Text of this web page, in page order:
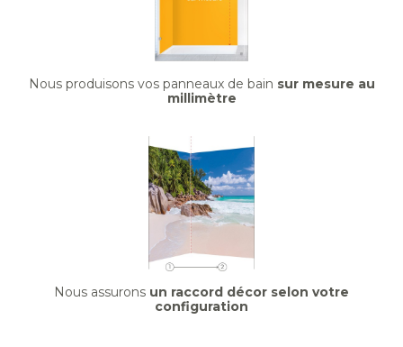
Nous produisons vos panneaux de bain sur mesure au
millimètre
Nous assurons un raccord décor selon votre
configuration